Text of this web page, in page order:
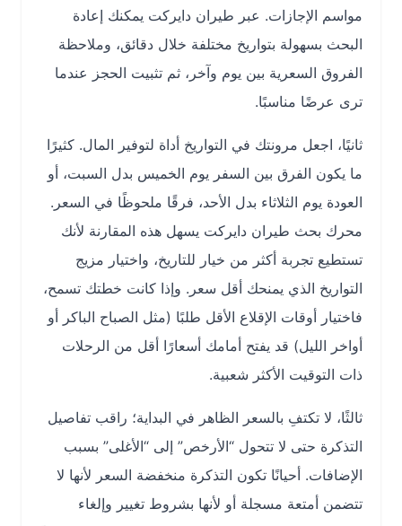
مواسم الإجازات. عبر طيران دايركت يمكنك إعادة
البحث بسهولة بتواريخ مختلفة خلال دقائق، وملاحظة
الفروق السعرية بين يوم وآخر، ثم تثبيت الحجز عندما
ترى عرضًا مناسبًا.
ثانيًا، اجعل مرونتك في التواريخ أداة لتوفير المال. كثيرًا
ما يكون الفرق بين السفر يوم الخميس بدل السبت، أو
العودة يوم الثلاثاء بدل الأحد، فرقًا ملحوظًا في السعر.
محرك بحث طيران دايركت يسهل هذه المقارنة لأنك
تستطيع تجربة أكثر من خيار للتاريخ، واختيار مزيج
التواريخ الذي يمنحك أقل سعر. وإذا كانت خطتك تسمح،
فاختيار أوقات الإقلاع الأقل طلبًا (مثل الصباح الباكر أو
أواخر الليل) قد يفتح أمامك أسعارًا أقل من الرحلات
ذات التوقيت الأكثر شعبية.
ثالثًا، لا تكتفِ بالسعر الظاهر في البداية؛ راقب تفاصيل
التذكرة حتى لا تتحول “الأرخص” إلى “الأغلى” بسبب
الإضافات. أحيانًا تكون التذكرة منخفضة السعر لأنها لا
تتضمن أمتعة مسجلة أو لأنها بشروط تغيير وإلغاء